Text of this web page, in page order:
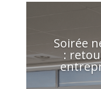
Soirée
: